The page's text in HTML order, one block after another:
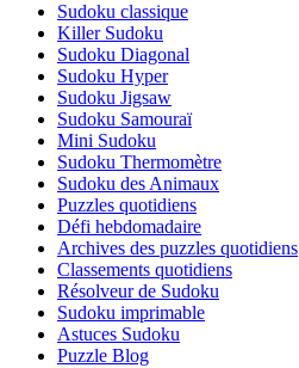
Sudoku classique
Killer Sudoku
Sudoku Diagonal
Sudoku Hyper
Sudoku Jigsaw
Sudoku Samouraï
Mini Sudoku
Sudoku Thermomètre
Sudoku des Animaux
Puzzles quotidiens
Défi hebdomadaire
Archives des puzzles quotidiens
Classements quotidiens
Résolveur de Sudoku
Sudoku imprimable
Astuces Sudoku
Puzzle Blog